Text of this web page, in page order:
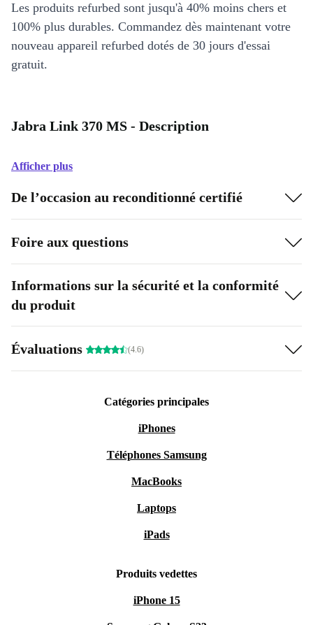
Les produits refurbed sont jusqu'à 40% moins chers et
100% plus durables. Commandez dès maintenant votre
nouveau appareil refurbed dotés de 30 jours d'essai
gratuit.
Jabra Link 370 MS - Description
Afficher plus
De l’occasion au reconditionné certifié
Foire aux questions
Informations sur la sécurité et la conformité
du produit
Évaluations (4.6)
Catégories principales
iPhones
Téléphones Samsung
MacBooks
Laptops
iPads
Produits vedettes
iPhone 15